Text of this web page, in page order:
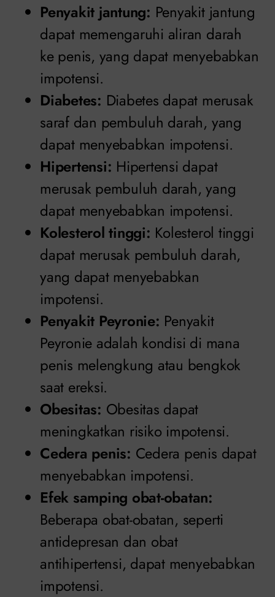
Penyakit jantung: Penyakit jantung
dapat memengaruhi aliran darah
ke penis, yang dapat menyebabkan
impotensi.
Diabetes: Diabetes dapat merusak
saraf dan pembuluh darah, yang
dapat menyebabkan impotensi.
Hipertensi: Hipertensi dapat
merusak pembuluh darah, yang
dapat menyebabkan impotensi.
Kolesterol tinggi: Kolesterol tinggi
dapat merusak pembuluh darah,
yang dapat menyebabkan
impotensi.
Penyakit Peyronie: Penyakit
Peyronie adalah kondisi di mana
penis melengkung atau bengkok
saat ereksi.
Obesitas: Obesitas dapat
meningkatkan risiko impotensi.
Cedera penis: Cedera penis dapat
menyebabkan impotensi.
Efek samping obat-obatan:
Beberapa obat-obatan, seperti
antidepresan dan obat
antihipertensi, dapat menyebabkan
impotensi.